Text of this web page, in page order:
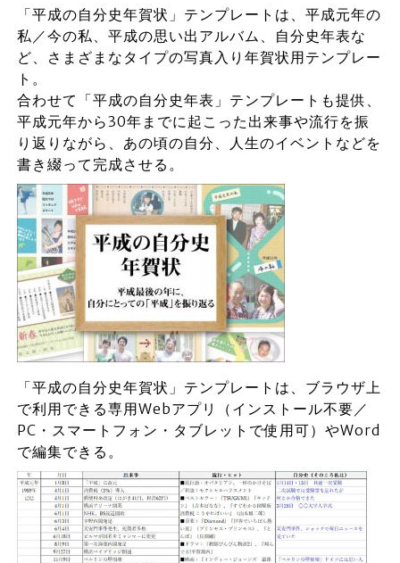
「平成の自分史年賀状」テンプレートは、平成元年の
私／今の私、平成の思い出アルバム、自分史年表な
ど、さまざまなタイプの写真入り年賀状用テンプレー
ト。
合わせて「平成の自分史年表」テンプレートも提供、
平成元年から30年までに起こった出来事や流行を振
り返りながら、あの頃の自分、人生のイベントなどを
書き綴って完成させる。
「平成の自分史年賀状」テンプレートは、ブラウザ上
で利用できる専用Webアプリ（インストール不要／
PC・スマートフォン・タブレットで使用可）やWord
で編集できる。